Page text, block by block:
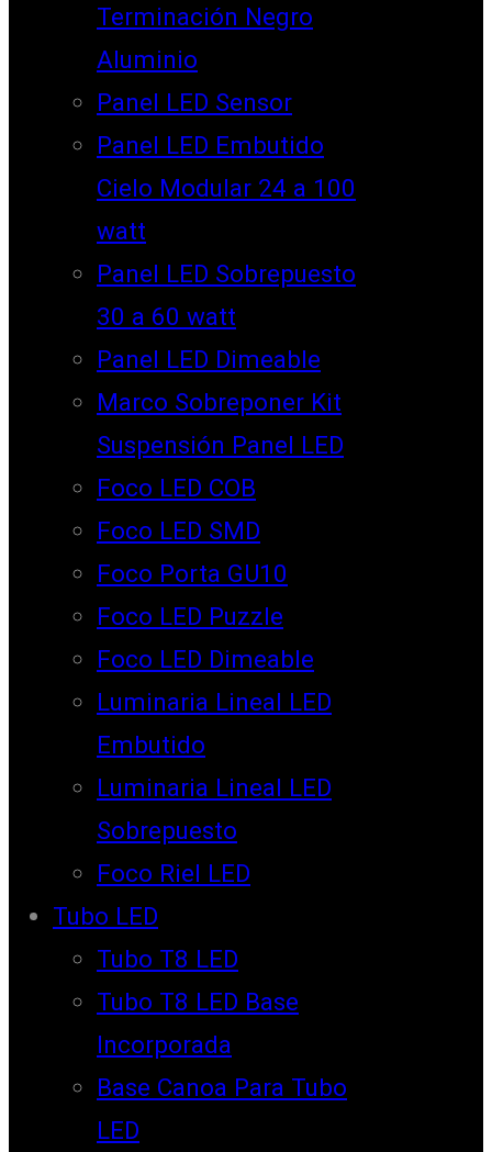
Terminación Negro
Aluminio
Panel LED Sensor
Panel LED Embutido
Cielo Modular 24 a 100
watt
Panel LED Sobrepuesto
30 a 60 watt
Panel LED Dimeable
Marco Sobreponer Kit
Suspensión Panel LED
Foco LED COB
Foco LED SMD
Foco Porta GU10
Foco LED Puzzle
Foco LED Dimeable
Luminaria Lineal LED
Embutido
Luminaria Lineal LED
Sobrepuesto
Foco Riel LED
Tubo LED
Tubo T8 LED
Tubo T8 LED Base
Incorporada
Base Canoa Para Tubo
LED